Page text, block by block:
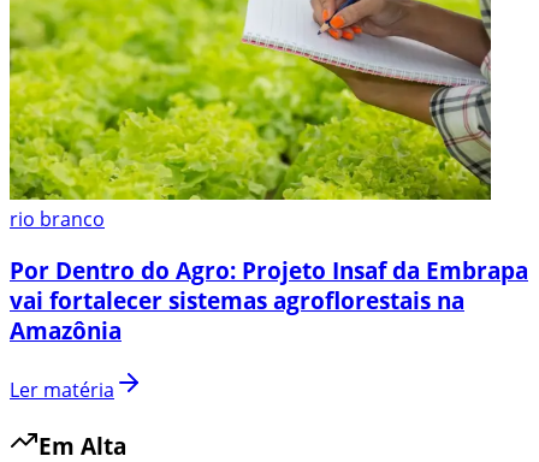
rio branco
Por Dentro do Agro: Projeto Insaf da Embrapa
vai fortalecer sistemas agroflorestais na
Amazônia
Ler matéria
Em Alta